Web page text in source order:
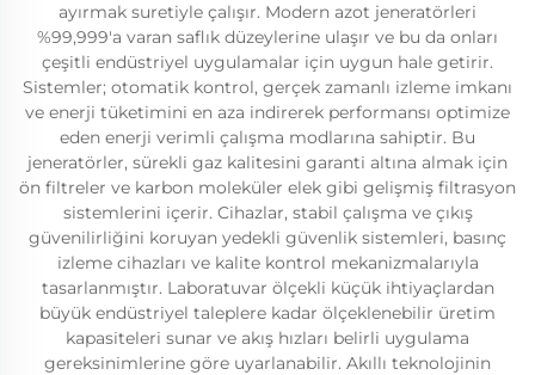
ayırmak suretiyle çalışır. Modern azot jeneratörleri
%99,999'a varan saflık düzeylerine ulaşır ve bu da onları
çeşitli endüstriyel uygulamalar için uygun hale getirir.
Sistemler; otomatik kontrol, gerçek zamanlı izleme imkanı
ve enerji tüketimini en aza indirerek performansı optimize
eden enerji verimli çalışma modlarına sahiptir. Bu
jeneratörler, sürekli gaz kalitesini garanti altına almak için
ön filtreler ve karbon moleküler elek gibi gelişmiş filtrasyon
sistemlerini içerir. Cihazlar, stabil çalışma ve çıkış
güvenilirliğini koruyan yedekli güvenlik sistemleri, basınç
izleme cihazları ve kalite kontrol mekanizmalarıyla
tasarlanmıştır. Laboratuvar ölçekli küçük ihtiyaçlardan
büyük endüstriyel taleplere kadar ölçeklenebilir üretim
kapasiteleri sunar ve akış hızları belirli uygulama
gereksinimlerine göre uyarlanabilir. Akıllı teknolojinin